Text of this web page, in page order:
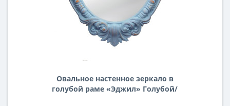
Овальное настенное зеркало в
голубой раме «Эджил» Голубой/